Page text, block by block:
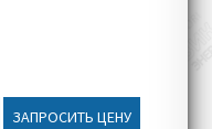
ЗАПРОСИТЬ ЦЕНУ